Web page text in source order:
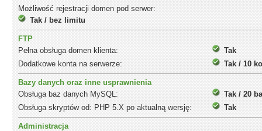
Możliwość rejestracji domen pod serwer:
Tak / bez limitu
FTP
Pełna obsługa domen klienta:
Tak
Dodatkowe konta na serwerze:
Tak / 10
Bazy danych oraz inne usprawnienia
Obsługa baz danych MySQL:
Tak / 20
Obsługa skryptów od: PHP 5.X po aktualną wersję:
Tak
Administracja